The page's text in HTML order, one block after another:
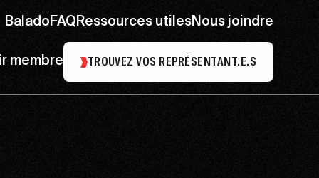
BaladoFAQRessources utilesNous joindre
membre
TROUVEZ VOS REPRÉSENTANT.E.S